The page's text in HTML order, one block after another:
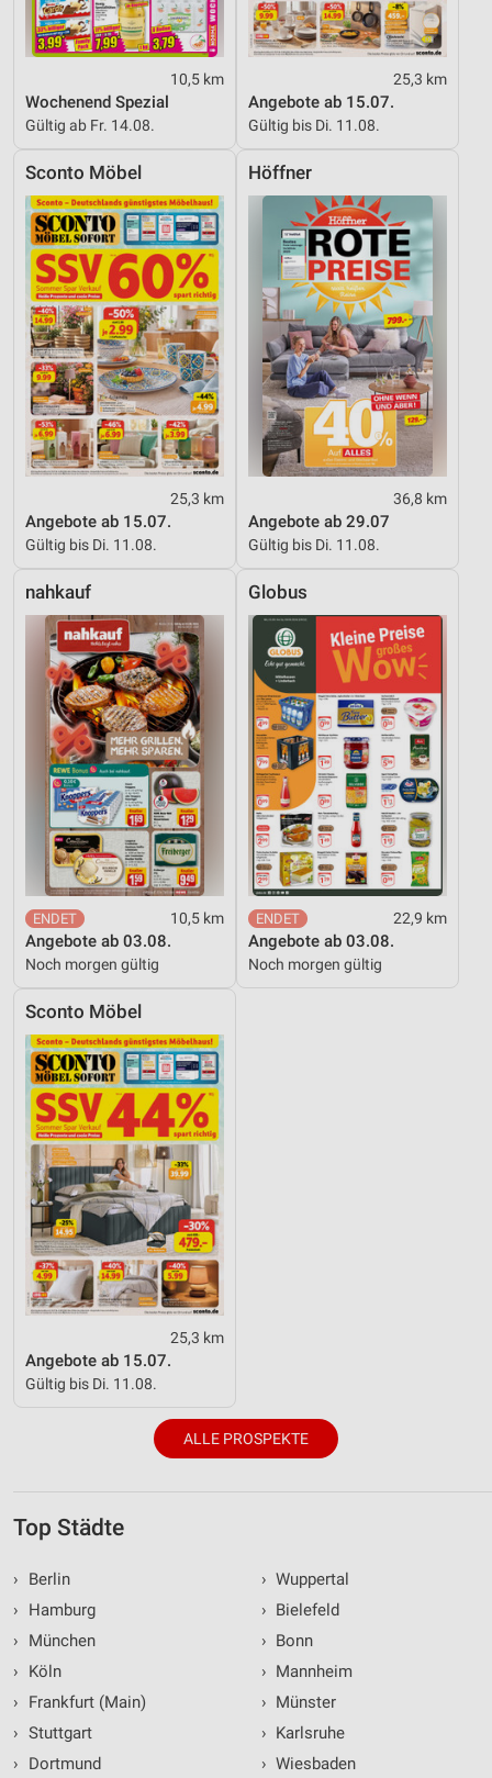
10,5 km
Wochenend Spezial
Gültig ab Fr. 14.08.
25,3 km
Angebote ab 15.07.
Gültig bis Di. 11.08.
Sconto Möbel
25,3 km
Angebote ab 15.07.
Gültig bis Di. 11.08.
Höffner
36,8 km
Angebote ab 29.07
Gültig bis Di. 11.08.
nahkauf
10,5 km
Angebote ab 03.08.
Noch morgen gültig
Globus
22,9 km
Angebote ab 03.08.
Noch morgen gültig
Sconto Möbel
25,3 km
Angebote ab 15.07.
Gültig bis Di. 11.08.
ALLE PROSPEKTE
Top Städte
›
Berlin
›
Hamburg
›
München
›
Köln
›
Frankfurt (Main)
› Stuttgart
›
Dortmund
› Wuppertal
› Bielefeld
› Bonn
› Mannheim
› Münster
› Karlsruhe
› Wiesbaden